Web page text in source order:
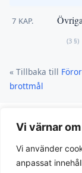
Vi värnar
Vi använder
anpassat
7 KAP.
(3 §)
« Tillbaka till
brottmål